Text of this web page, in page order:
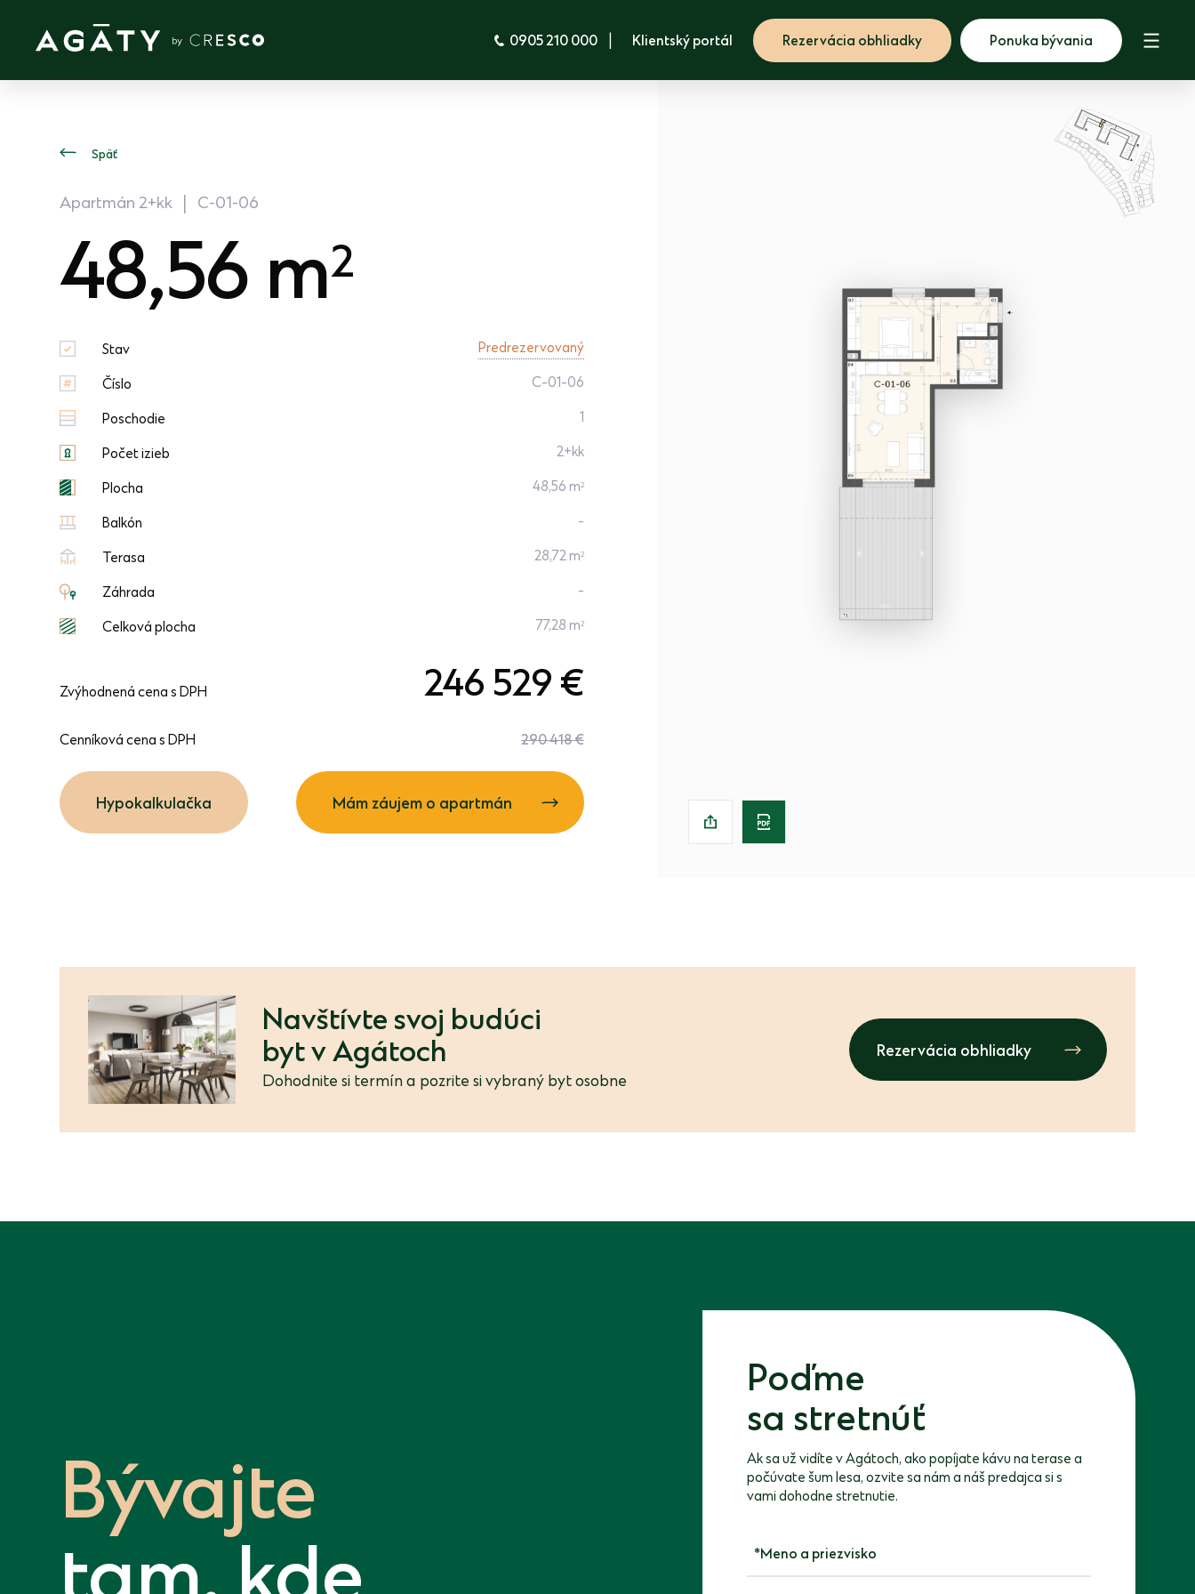
content
0905 210 000 Klientský portál Rezervácia obhliadky Ponuka bývania
Späť
Apartmán 2+kk | C-01-06
48,56 m2
Stav Predrezervovaný
Číslo C-01-06
Poschodie 1
Počet izieb 2+kk
Plocha 48,56 m2
Balkón -
Terasa 28,72 m2
Záhrada -
Celková plocha 77,28 m2
Zvýhodnená cena s DPH 246 529 €
Cenníková cena s DPH 290 418 €
Hypokalkulačka Mám záujem o apartmán
Navštívte svoj budúci
byt v Agátoch
Dohodnite si termín a pozrite si vybraný byt osobne
Rezervácia obhliadky
Bývajte
Poďme
sa stretnúť
Ak sa už vidíte v Agátoch, ako popíjate kávu na terase a
počúvate šum lesa, ozvite sa nám a náš predajca si s
vami dohodne stretnutie.